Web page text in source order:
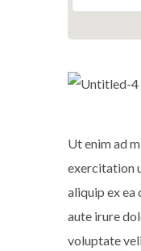
Ut enim ad
exercitation
aliquip ex ea
aute irure
voluptate